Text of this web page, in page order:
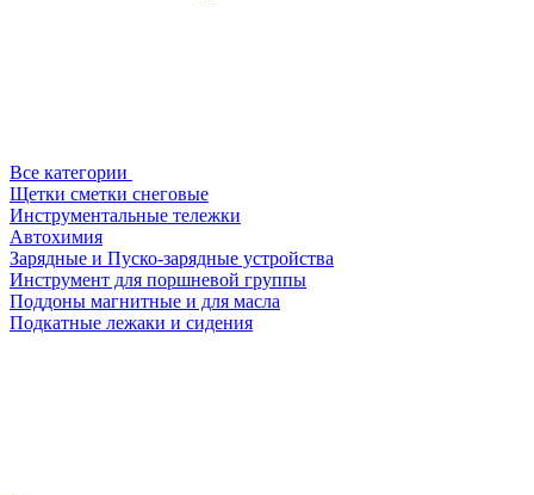
Все категории
Щетки сметки снеговые
Инструментальные тележки
Автохимия
Зарядные и Пуско-зарядные устройства
Инструмент для поршневой группы
Поддоны магнитные и для масла
Подкатные лежаки и сидения